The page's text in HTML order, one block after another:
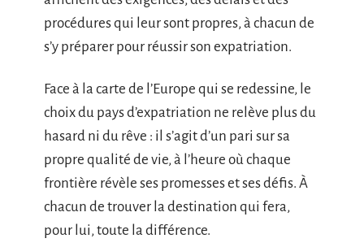
procédures qui leur sont propres, à chacun de
s’y préparer pour réussir son expatriation.
Face à la carte de l’Europe qui se redessine, le
choix du pays d’expatriation ne relève plus du
hasard ni du rêve : il s’agit d’un pari sur sa
propre qualité de vie, à l’heure où chaque
frontière révèle ses promesses et ses défis. À
chacun de trouver la destination qui fera,
pour lui, toute la différence.